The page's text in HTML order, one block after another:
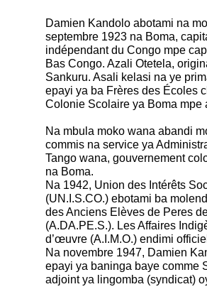
Damien Kandolo abotami na
septembre 1923 na Boma,
indépendant du Congo mpe
Bas Congo. Azali Otetela,
Sankuru. Asali kelasi na ye
epayi ya ba Frères des Écoles
Colonie Scolaire ya Boma mpe
Na mbula moko wana abandi
commis na service ya
Tango wana, gouvernement
na Boma.
Na 1942, Union des Intérêts
(UN.I.S.CO.) ebotami ba
des Anciens Elèves de Peres
(A.DA.PE.S.). Les Affaires
d’œuvre (A.I.M.O.) endimi
Na novembre 1947, Damien
epayi ya baninga baye comme
adjoint ya lingomba (syndicat)